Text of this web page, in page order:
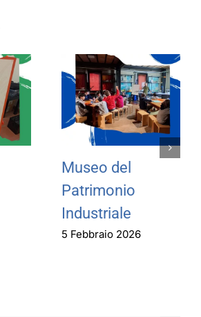
Museo del
Patrimonio
Industriale
5 Febbraio 2026